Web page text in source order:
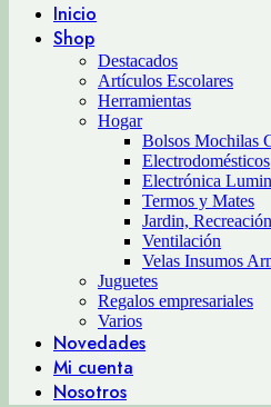
Inicio
Shop
Destacados
Artículos Escolares
Herramientas
Hogar
Bolsos Mochilas
Electrodomésticos
Electrónica
Termos y Mates
Jardin, Recreación
Ventilación
Velas Insumos
Juguetes
Regalos empresariales
Varios
Novedades
Mi cuenta
Nosotros